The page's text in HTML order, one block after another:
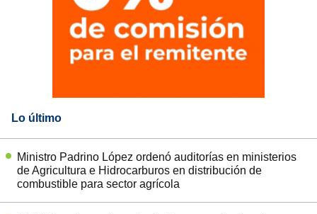
Lo último
Ministro Padrino López ordenó auditorías en ministerios
de Agricultura e Hidrocarburos en distribución de
combustible para sector agrícola